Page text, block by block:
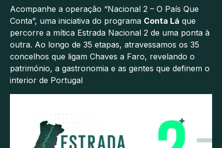
Acompanhe a operação “Nacional 2 – O País Que
Conta”, uma iniciativa do programa Conta Lá que
percorre a mítica Estrada Nacional 2 de uma ponta à
outra. Ao longo de 35 etapas, atravessamos os 35
concelhos que ligam Chaves a Faro, revelando o
património, a gastronomia e as gentes que definem o
interior de Portugal